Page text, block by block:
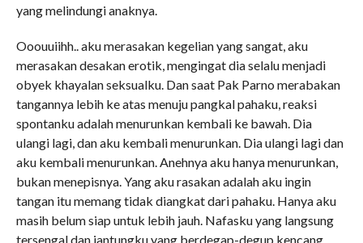
yang melindungi anaknya.
Ooouuiihh.. aku merasakan kegelian yang sangat, aku
merasakan desakan erotik, mengingat dia selalu menjadi
obyek khayalan seksualku. Dan saat Pak Parno merabakan
tangannya lebih ke atas menuju pangkal pahaku, reaksi
spontanku adalah menurunkan kembali ke bawah. Dia
ulangi lagi, dan aku kembali menurunkan. Dia ulangi lagi dan
aku kembali menurunkan. Anehnya aku hanya menurunkan,
bukan menepisnya. Yang aku rasakan adalah aku ingin
tangan itu memang tidak diangkat dari pahaku. Hanya aku
masih belum siap untuk lebih jauh. Nafasku yang langsung
tersengal dan jantungku yang berdegap-degup kencang